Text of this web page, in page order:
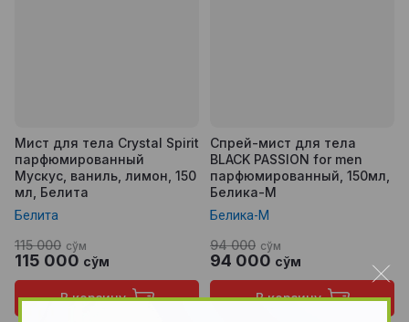
Мист для тела Crystal Spirit
парфюмированный
Мускус, ваниль, лимон, 150
мл, Белита
Белита
115 000 сўм
115 000 сўм
В корзину
Спрей-мист для тела
BLACK PASSION for men
парфюмированный, 150мл,
Белика-М
Белика-М
94 000 сўм
94 000 сўм
В корзину